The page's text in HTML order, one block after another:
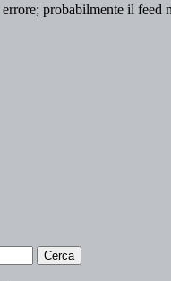
probabilmente il feed